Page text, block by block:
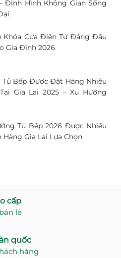
Định Hình Không Gian Sống
Khóa Cửa Điện Tử Đáng Đầu
Gia Đình 2026
Tủ Bếp Được Đặt Hàng Nhiều
Gia Lai 2025 – Xu Hướng
Tủ Bếp 2026 Được Nhiều
Hàng Gia Lai Lựa Chọn
cấp
lẻ
quốc
hàng